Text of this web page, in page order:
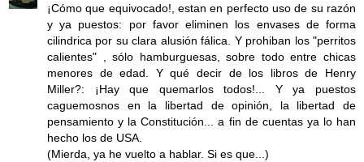
¡Cómo que equivocado!, estan en perfecto uso de su razón
y ya puestos: por favor eliminen los envases de forma
cilindrica por su clara alusión fálica. Y prohiban los "perritos
calientes" , sólo hamburguesas, sobre todo entre chicas
menores de edad. Y qué decir de los libros de Henry
Miller?: ¡Hay que quemarlos todos!... Y ya puestos
caguemosnos en la libertad de opinión, la libertad de
pensamiento y la Constitución... a fin de cuentas ya lo han
hecho los de USA.
(Mierda, ya he vuelto a hablar. Si es que...)